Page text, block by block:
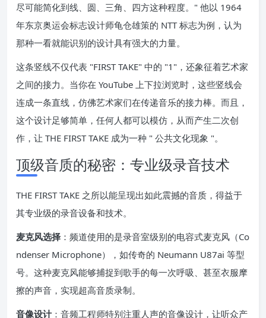
尽可能简化到线、圆、三角、四方这种程度。" 他以 1964
年东京奥运会标志设计师龟仓雄策的 NTT 标志为例，认为
那种一看就能识别的设计具有强大的力量。
这条竖线不仅代表 "FIRST TAKE" 中的 "1"，还象征着艺术家
之间的接力。当你在 YouTube 上下拉浏览时，这些竖线会
连成一条直线，仿佛艺术家们在传递音乐的接力棒。而且，
这个设计足够简单，任何人都可以模仿，从而产生二次创
作，让 THE FIRST TAKE 成为一种 " 公共文化现象 "。
顶级音质的秘密：专业级录音技术
THE FIRST TAKE 之所以能呈现出如此震撼的音质，得益于
其专业级的录音设备和技术。
麦克风选择 ：频道使用的是录音室级别的电容式麦克风（Co
ndenser Microphone），如传奇的 Neumann U87ai 等型
号。这种麦克风能够捕捉到歌手的每一次呼吸、甚至衣服摩
擦的声音，实现超高音质录制。
音像设计：音频工程师特别注重人声的音像设计，让听众产